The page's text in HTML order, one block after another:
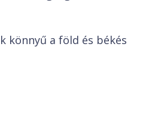
könnyű a föld és békés